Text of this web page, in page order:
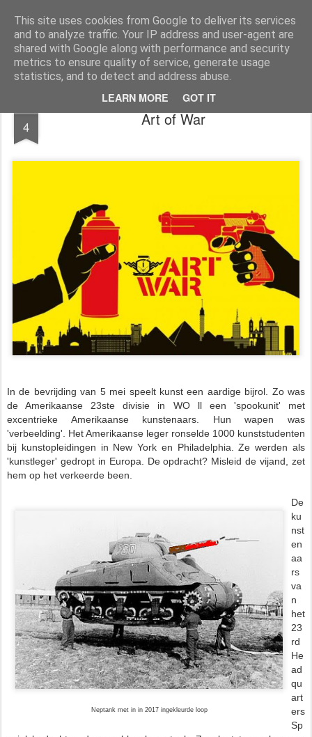
This site uses cookies from Google to deliver its services
and to analyze traffic. Your IP address and user-agent are
shared with Google along with performance and security
metrics to ensure quality of service, generate usage
statistics, and to detect and address abuse.
LEARN MORE GOT IT
Dada2.0 We leven in een ronddraaiend commercieel pretpark. God is dood, geweld gewoon, het Midden-Oosten een permanente oorlogszandbak, het werk wegbezuinigd, de poen in handen van 200 familiebanken, De nationalistische nepdemocratie past op de winkel met keffende pershondjes in de wandelgangen. Wie diep genoeg buigt krijgt wat meer muntjes dan een ander (..). Dada2.0 zoekt naar nieuwe contouren, nieuwe kunst, absurde humor, Verbeelding. Weg van dit zielloze materialisme. Mail docwerk@ planet.nl
Homepage Kunst Guido
4 Art of War
In de bevrijding van 5 mei speelt kunst een aardige bijrol. Zo was
de Amerikaanse 23ste divisie in WO ll een 'spookunit' met
excentrieke Amerikaanse kunstenaars. Hun wapen was
'verbeelding'. Het Amerikaanse leger ronselde 1000 kunststudenten
bij kunstopleidingen in New York en Philadelphia. Ze werden als
'kunstleger' gedropt in Europa. De opdracht? Misleid de vijand, zet
hem op het verkeerde been.
Neptank met in in 2017 ingekleurde loop
De
ku
nst
en
aa
rs
va
n
het
23
rd
He
ad
qu
art
ers
Sp